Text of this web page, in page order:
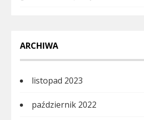
ARCHIWA
listopad 2023
październik 2022